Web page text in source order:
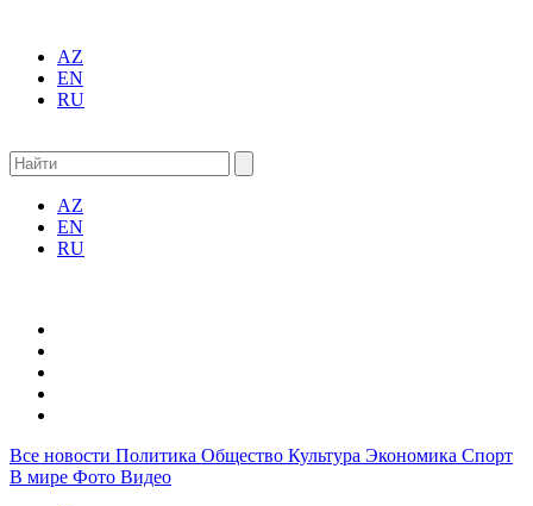
AZ
EN
RU
AZ
EN
RU
Все новости Политика Общество Культура Экономика Спорт
В мире Фото Видео